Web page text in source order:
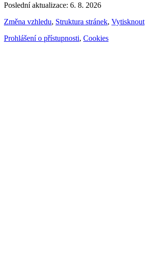
Poslední aktualizace: 6. 8. 2026
Změna vzhledu, Struktura stránek, Vytisknout
Prohlášení o přístupnosti, Cookies